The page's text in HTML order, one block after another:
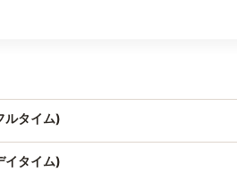
ルタイム)
イタイム)